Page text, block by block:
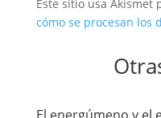
Este sitio usa Akismet
cómo se procesan los
El energúmeno y el